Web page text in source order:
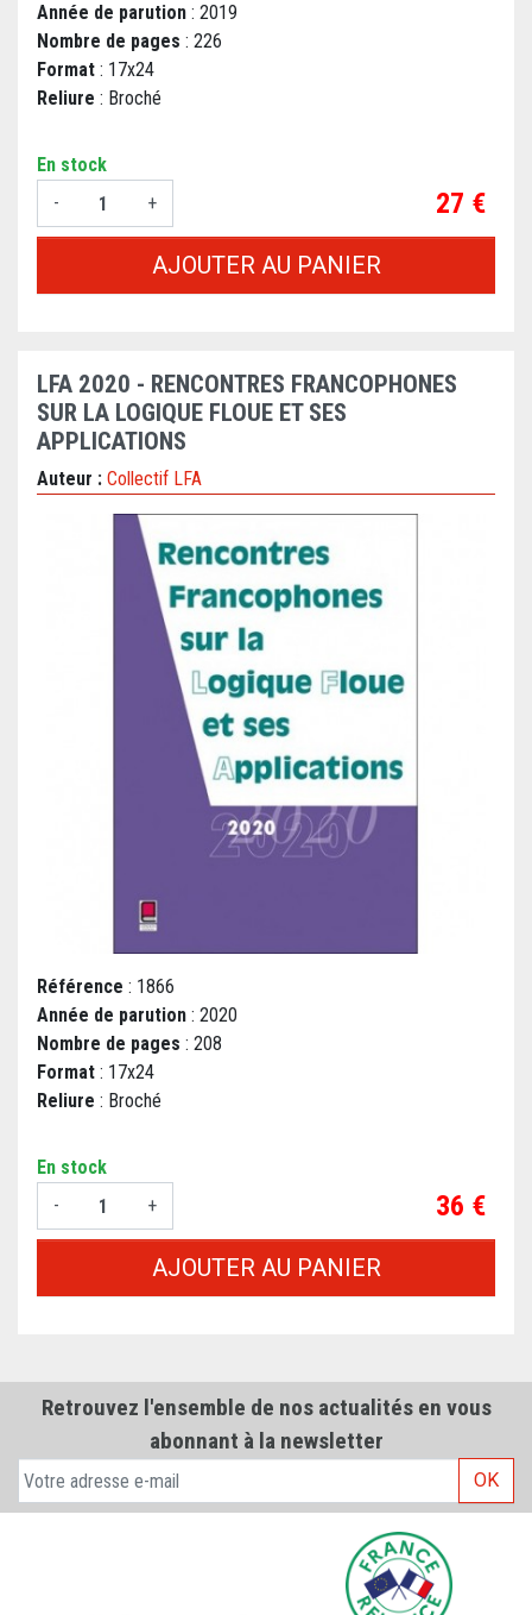
Année de parution : 2019
Nombre de pages : 226
Format : 17x24
Reliure : Broché
En stock
-
+ Prix
27 €
AJOUTER AU PANIER
LFA 2020 - RENCONTRES FRANCOPHONES
SUR LA LOGIQUE FLOUE ET SES
APPLICATIONS
Auteur : Collectif LFA
Référence : 1866
Année de parution : 2020
Nombre de pages : 208
Format : 17x24
Reliure : Broché
En stock
-
+ Prix
36 €
AJOUTER AU PANIER
Retrouvez l'ensemble de nos actualités en vous
abonnant à la newsletter
OK